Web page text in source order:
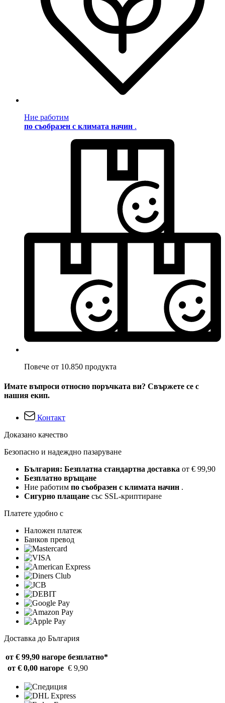
Ние работим
по съобразен с климата начин .
Повече от 10.850 продукта
Имате въпроси относно поръчката ви? Свържете се с
нашия екип.
Контакт
Доказано качество
Безопасно и надеждно пазаруване
България: Безплатна стандартна доставка от € 99,90
Безплатно връщане
Ние работим по съобразен с климата начин .
Сигурно плащане със SSL-криптиране
Платете удобно с
Наложен платеж
Банков превод
Доставка до България
от € 99,90 нагоре безплатно*
от € 0,00 нагоре € 9,90